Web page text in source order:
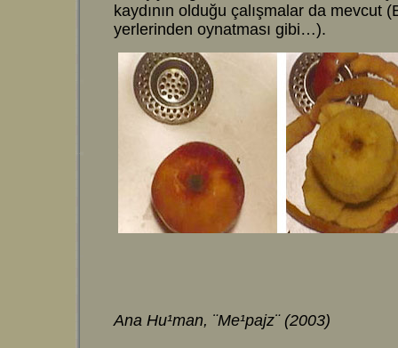
kaydının olduğu çalışmalar da mevcut
yerlerinden oynatması gibi…).
Ana Hu¹man, ¨Me¹pajz¨ (2003)